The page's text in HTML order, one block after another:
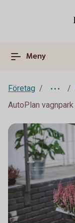
Meny
Företag
AutoPlan vagnpark